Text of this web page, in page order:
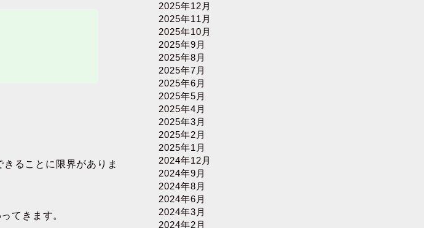
ることに限界がありま
てきます。
2025年12月
2025年11月
2025年10月
2025年9月
2025年8月
2025年7月
2025年6月
2025年5月
2025年4月
2025年3月
2025年2月
2025年1月
2024年12月
2024年9月
2024年8月
2024年6月
2024年3月
2024年2月